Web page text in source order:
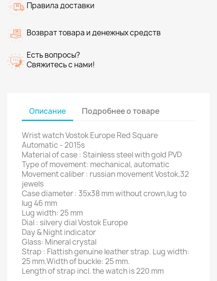
Правила доставки
Возврат товара и денежных средств
Есть вопросы?
Свяжитесь с нами!
Описание Подробнее о товаре
Wrist watch Vostok Europe Red Square
Automatic - 2015s
Material of case : Stainless steel with gold PVD
Type of movement: mechanical, automatic
Movement caliber : russian movement Vostok,32
jewels
Case diameter : 35x38 mm without crown,lug to
lug 46 mm
Lug width: 25 mm
Dial : silvery dial Vostok Europe
Day & Night indicator
Glass: Mineral crystal
Strap : Flattish genuine leather strap. Lug width:
25 mm.Width of buckle: 25 mm.
Length of strap incl. the watch is 220 mm